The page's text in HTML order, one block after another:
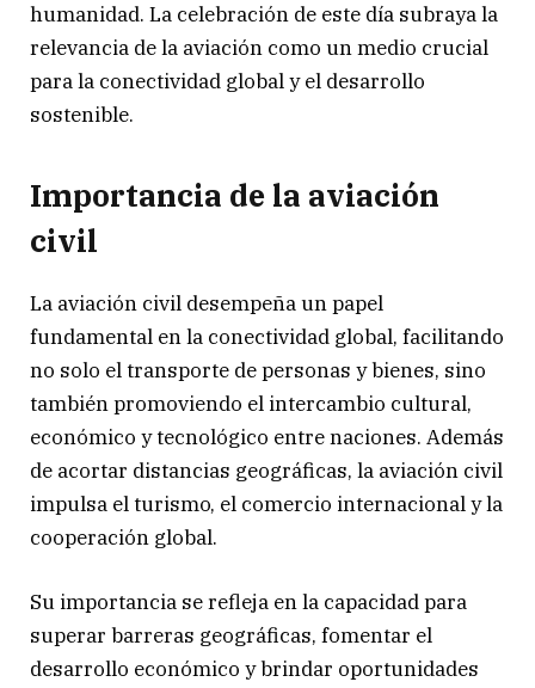
humanidad. La celebración de este día subraya la
relevancia de la aviación como un medio crucial
para la conectividad global y el desarrollo
sostenible.
Importancia de la aviación
civil
La aviación civil desempeña un papel
fundamental en la conectividad global, facilitando
no solo el transporte de personas y bienes, sino
también promoviendo el intercambio cultural,
económico y tecnológico entre naciones. Además
de acortar distancias geográficas, la aviación civil
impulsa el turismo, el comercio internacional y la
cooperación global.
Su importancia se refleja en la capacidad para
superar barreras geográficas, fomentar el
desarrollo económico y brindar oportunidades